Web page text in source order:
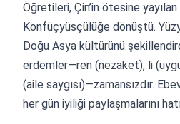
Öğretileri, Çin’in ötesine
Konfüçyüsçülüğe dönüştü.
Doğu Asya kültürünü
erdemler—ren (nezaket), li
(aile saygısı)—zamansızdır.
her gün iyiliği paylaşmalarını